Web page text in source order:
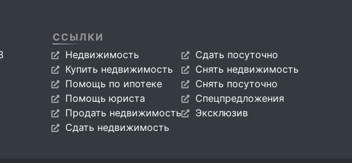
ССЫЛКИ
Недвижимость
Купить недвижимость
Помощь по ипотеке
Помощь юриста
Продать недвижимость
Сдать недвижимость
Сдать посуточно
Снять недвижимость
Снять посуточно
Спецпредложения
Эксклюзив